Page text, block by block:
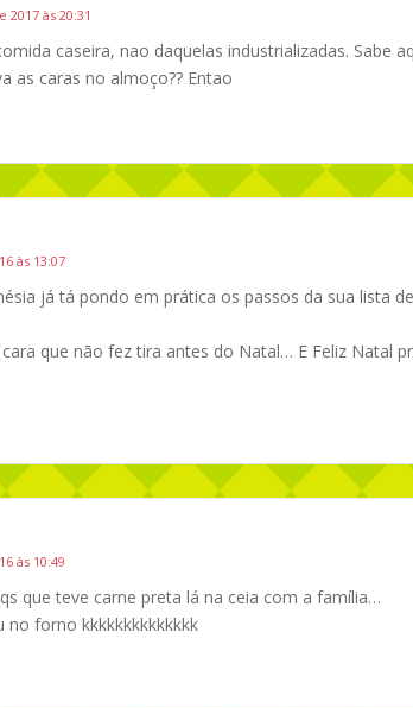
às 20:31
caseira, nao daquelas industrializadas. Sabe
as caras no almoço?? Entao
às 13:07
já tá pondo em prática os passos da sua lista
que não fez tira antes do Natal… E Feliz Natal
às 10:49
que teve carne preta lá na ceia com a família…
no forno kkkkkkkkkkkkkk